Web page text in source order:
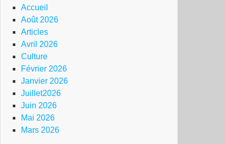
Accueil
Août 2026
Articles
Avril 2026
Culture
Février 2026
Janvier 2026
Juillet2026
Juin 2026
Mai 2026
Mars 2026